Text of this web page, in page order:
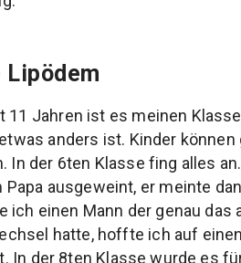
Lipödem
Jahren ist es meinen
anders ist. Kinder können
der 6ten Klasse fing alles
ausgeweint, er meinte
einen Mann der genau das
hatte, hoffte ich auf
In der 8ten Klasse wurde es